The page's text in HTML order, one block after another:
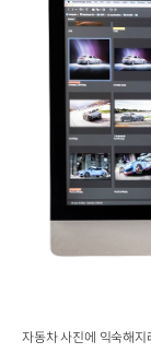
자동차 사진에 익숙해